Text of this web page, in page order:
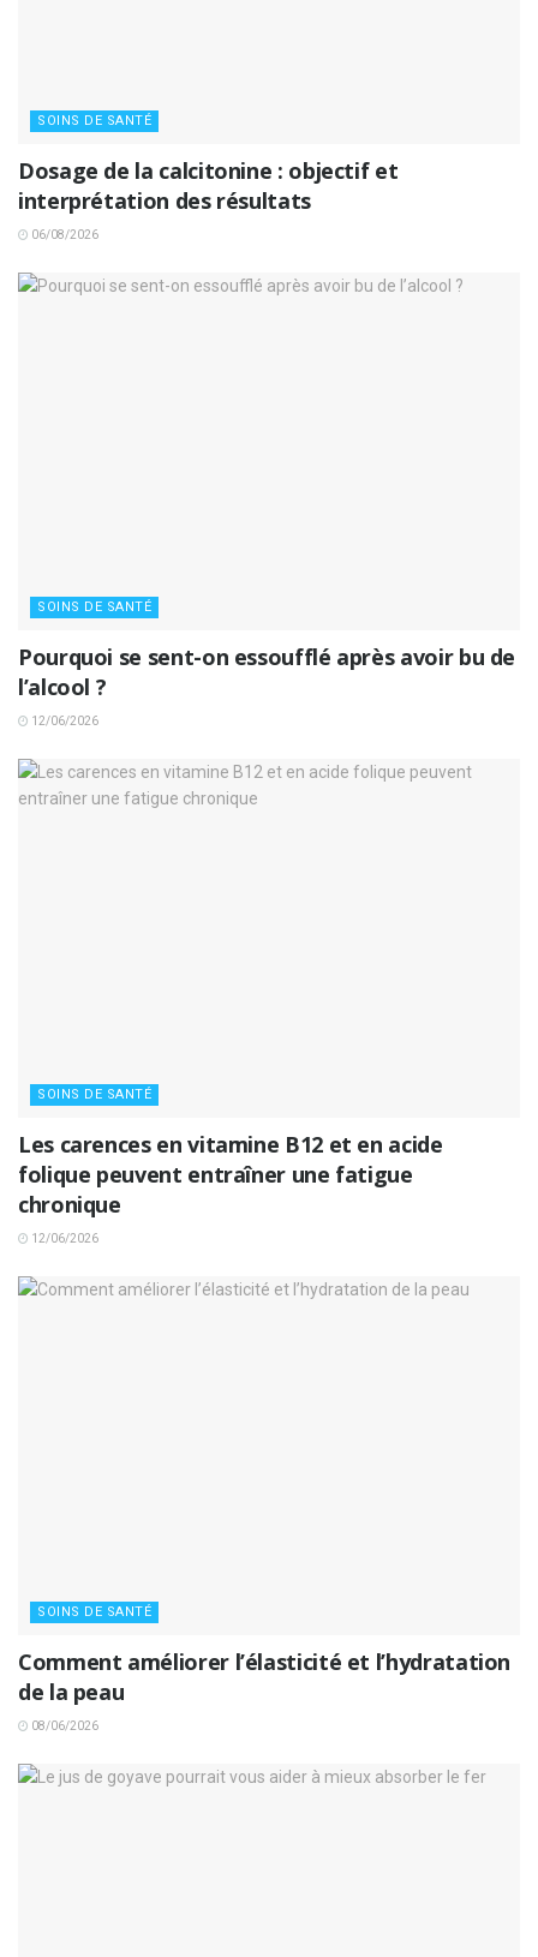
SOINS DE SANTÉ
Dosage de la calcitonine : objectif et
interprétation des résultats
06/08/2026
SOINS DE SANTÉ
Pourquoi se sent-on essoufflé après avoir bu de
l’alcool ?
12/06/2026
SOINS DE SANTÉ
Les carences en vitamine B12 et en acide
folique peuvent entraîner une fatigue
chronique
12/06/2026
SOINS DE SANTÉ
Comment améliorer l’élasticité et l’hydratation
de la peau
08/06/2026